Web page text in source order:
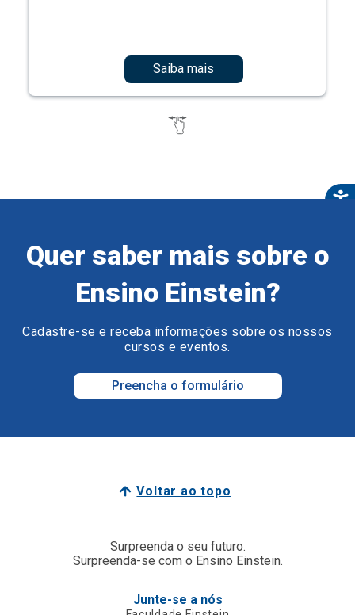
Saiba mais
Quer saber mais sobre o
Ensino Einstein?
Cadastre-se e receba informações sobre os nossos
cursos e eventos.
Preencha o formulário
Voltar ao topo
Surpreenda o seu futuro.
Surpreenda-se com o Ensino Einstein.
Junte-se a nós